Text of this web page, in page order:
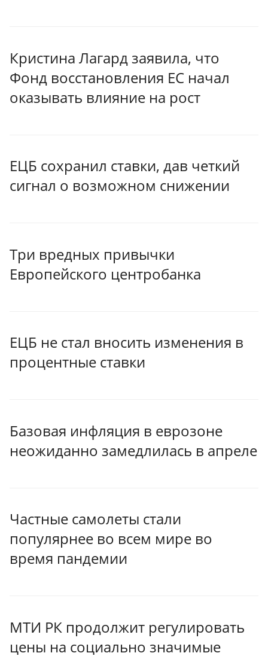
Кристина Лагард заявила, что
Фонд восстановления ЕС начал
оказывать влияние на рост
ЕЦБ сохранил ставки, дав четкий
сигнал о возможном снижении
Три вредных привычки
Европейского центробанка
ЕЦБ не стал вносить изменения в
процентные ставки
Базовая инфляция в еврозоне
неожиданно замедлилась в апреле
Частные самолеты стали
популярнее во всем мире во
время пандемии
МТИ РК продолжит регулировать
цены на социально значимые